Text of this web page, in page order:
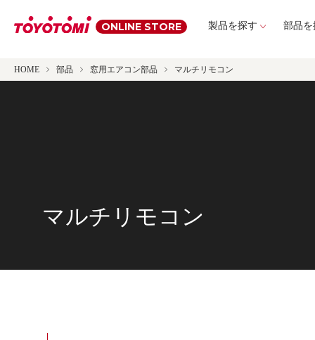
ONLINE STORE 製品を探す 部品を
HOME 部品 窓用エアコン部品 マルチリモコン
マルチリモコン